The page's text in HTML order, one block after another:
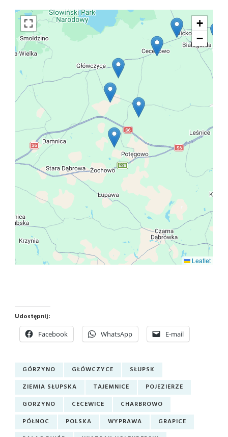
+
−
Leaflet
Udostępnij:
Facebook WhatsApp E-mail
GÓRZYNO GŁÓWCZYCE
SŁUPSK
ZIEMIA SŁUPSKA
TAJEMNICE
POJEZIERZE
GORZYNO
CECEWICE
CHARBROWO
PÓŁNOC
POLSKA WYPRAWA
GRAPICE